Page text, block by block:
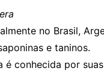
no Brasil,
e taninos.
é conhecida por